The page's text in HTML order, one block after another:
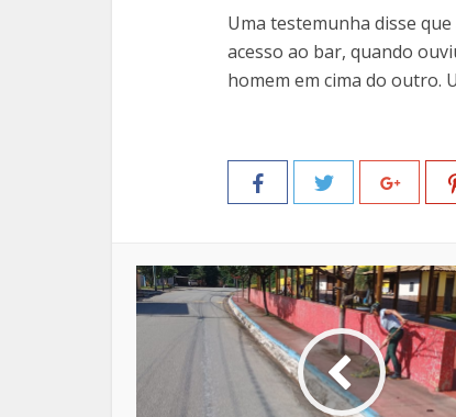
Uma testemunha disse
acesso ao bar, quando
homem em cima do outro.